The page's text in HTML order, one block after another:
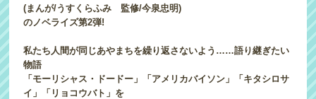
(まんが/うすくらふみ 監修/今泉忠明)
のノベライズ第2弾!
私たち人間が同じあやまちを繰り返さないよう……語り継ぎたい
物語
「モーリシャス・ドードー」「アメリカバイソン」「キタシロサ
イ」「リョコウバト」を